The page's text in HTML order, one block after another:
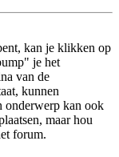
kan je klikken op
je het
van de
kunnen
onderwerp kan ook
maar hou
forum.